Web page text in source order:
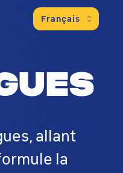
allant
la